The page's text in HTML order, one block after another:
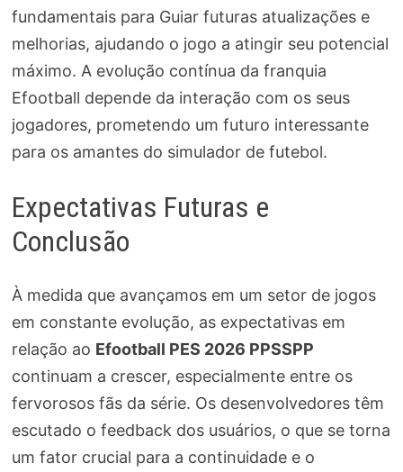
fundamentais para Guiar futuras atualizações e
melhorias, ajudando o jogo a atingir seu potencial
máximo. A evolução contínua da franquia
Efootball depende da interação com os seus
jogadores, prometendo um futuro interessante
para os amantes do simulador de futebol.
Expectativas Futuras e
Conclusão
À medida que avançamos em um setor de jogos
em constante evolução, as expectativas em
relação ao Efootball PES 2026 PPSSPP
continuam a crescer, especialmente entre os
fervorosos fãs da série. Os desenvolvedores têm
escutado o feedback dos usuários, o que se torna
um fator crucial para a continuidade e o